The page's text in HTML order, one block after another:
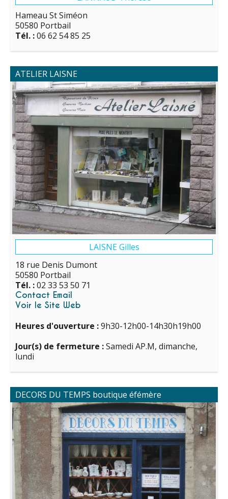
Hameau St Siméon
50580 Portbail
Tél. :06 62 54 85 25
ATELIER LAISNE
LAISNE Gilles
18 rue Denis Dumont
50580 Portbail
Tél. :02 33 53 50 71
Contact Email
Voir le Site Web
Heures d'ouverture :9h30-12h00-14h30h19h00
Jour(s) de fermeture :Samedi AP.M, dimanche,
lundi
DECORS DU TEMPS boutique éfémère